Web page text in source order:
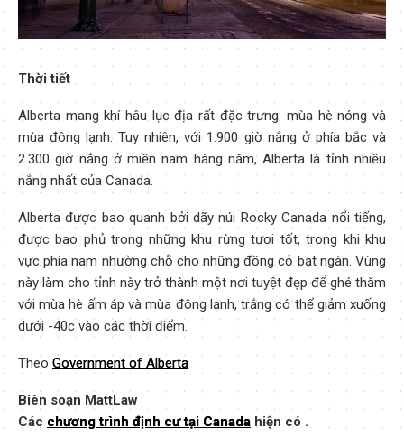
Thời tiết
Alberta mang khí hâu lục địa rất đặc trưng: mùa hè nóng và
mùa đông lạnh. Tuy nhiên, với 1.900 giờ nắng ở phía bắc và
2.300 giờ nắng ở miền nam hàng năm, Alberta là tỉnh nhiều
nắng nhất của Canada.
Alberta được bao quanh bởi dãy núi Rocky Canada nổi tiếng,
được bao phủ trong những khu rừng tươi tốt, trong khi khu
vực phía nam nhường chỗ cho những đồng cỏ bạt ngàn. Vùng
này làm cho tỉnh này trở thành một nơi tuyệt đẹp để ghé thăm
với mùa hè ấm áp và mùa đông lạnh, trắng có thể giảm xuống
dưới -40c vào các thời điểm.
Theo Government of Alberta
Biên soạn MattLaw
Các chương trình định cư tại Canada hiện có .